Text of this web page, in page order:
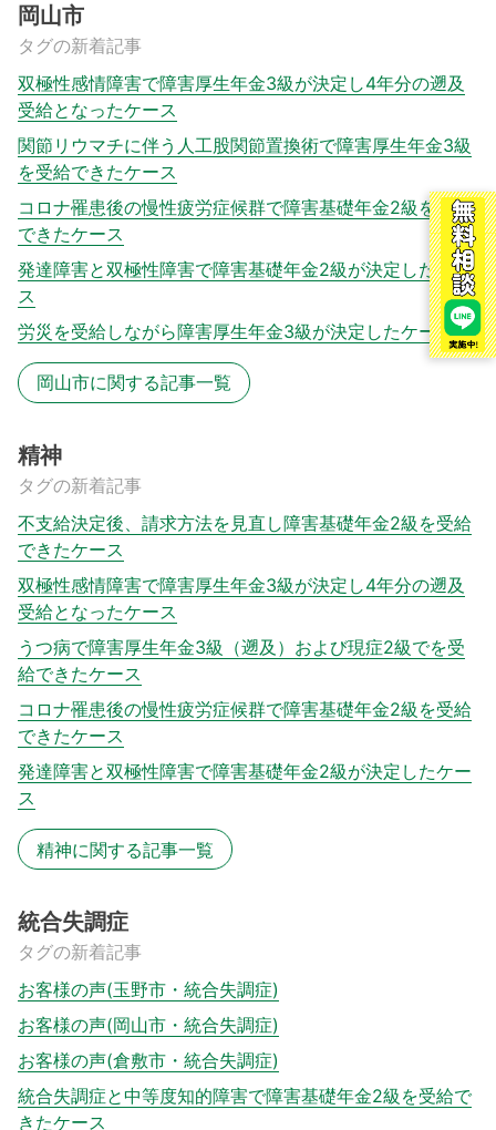
岡山市
タグの新着記事
双極性感情障害で障害厚生年金3級が決定し4年分の遡及
受給となったケース
関節リウマチに伴う人工股関節置換術で障害厚生年金3級
を受給できたケース
コロナ罹患後の慢性疲労症候群で障害基礎年金2級を受給
できたケース
発達障害と双極性障害で障害基礎年金2級が決定したケー
ス
労災を受給しながら障害厚生年金3級が決定したケース
岡山市に関する記事一覧
精神
タグの新着記事
不支給決定後、請求方法を見直し障害基礎年金2級を受給
できたケース
双極性感情障害で障害厚生年金3級が決定し4年分の遡及
受給となったケース
うつ病で障害厚生年金3級（遡及）および現症2級でを受
給できたケース
コロナ罹患後の慢性疲労症候群で障害基礎年金2級を受給
できたケース
発達障害と双極性障害で障害基礎年金2級が決定したケー
ス
精神に関する記事一覧
統合失調症
タグの新着記事
お客様の声(玉野市・統合失調症)
お客様の声(岡山市・統合失調症)
お客様の声(倉敷市・統合失調症)
統合失調症と中等度知的障害で障害基礎年金2級を受給で
きたケース